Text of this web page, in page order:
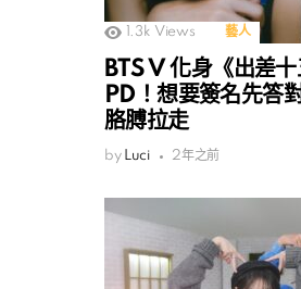
1.3k Views 藝人
BTS V 化身《出差
PD！想要簽名先答
胳膊拉走
by Luci 2年之前